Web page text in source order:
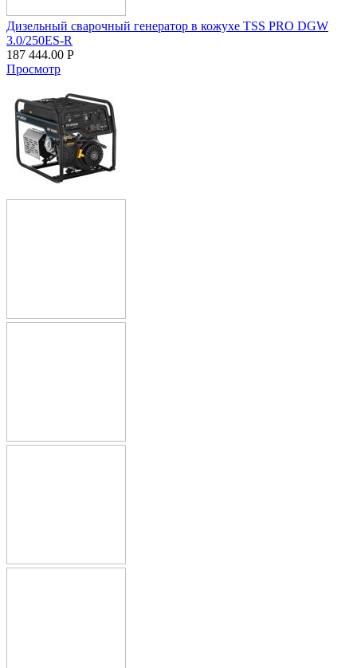
Дизельный сварочный генератор в кожухе TSS PRO DGW
3.0/250ES-R
187 444.00 Р
Просмотр